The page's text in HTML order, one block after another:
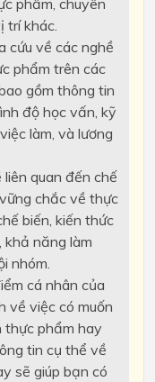
trí khác.
cứu về các nghề
phẩm trên các
gồm thông tin
độ học vấn, kỹ
làm, và lương
quan đến chế
chắc về thực
biến, kiến thức
năng làm
nhóm.
cá nhân của
về việc có muốn
thực phẩm hay
tin cụ thể về
sẽ giúp bạn có